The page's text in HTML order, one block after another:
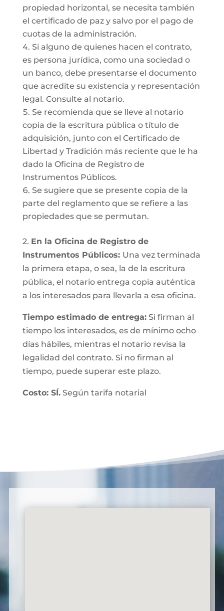
propiedad horizontal, se necesita también
el certificado de paz y salvo por el pago de
cuotas de la administración.
Si alguno de quienes hacen el contrato,
es persona jurídica, como una sociedad o
un banco, debe presentarse el documento
que acredite su existencia y representación
legal. Consulte al notario.
Se recomienda que se lleve al notario
copia de la escritura pública o título de
adquisición, junto con el Certificado de
Libertad y Tradición más reciente que le ha
dado la Oficina de Registro de
Instrumentos Públicos.
Se sugiere que se presente copia de la
parte del reglamento que se refiere a las
propiedades que se permutan.
2. En la Oficina de Registro de
Instrumentos Públicos: Una vez terminada
la primera etapa, o sea, la de la escritura
pública, el notario entrega copia auténtica
a los interesados para llevarla a esa oficina.
Tiempo estimado de entrega:Si firman al
tiempo los interesados, es de mínimo ocho
días hábiles, mientras el notario revisa la
legalidad del contrato. Si no firman al
tiempo, puede superar este plazo.
Costo: SÍ.Según tarifa notarial